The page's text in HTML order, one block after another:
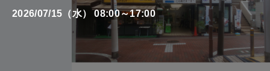
2026/07/15（水） 08:00～17:00